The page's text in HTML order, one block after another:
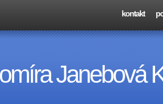
kontakt
Janebová